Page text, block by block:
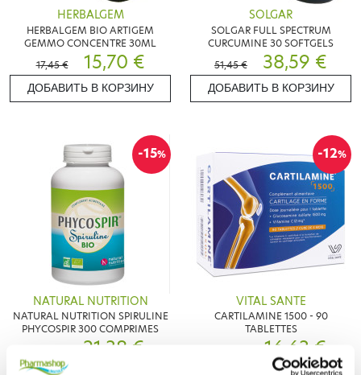
HERBALGEM
HERBALGEM BIO ARTIGEM
GEMMO CONCENTRE 30ML
17,45 €
15,70 €
ДОБАВИТЬ В КОРЗИНУ
SOLGAR
SOLGAR FULL SPECTRUM
CURCUMINE 30 SOFTGELS
51,45 €
38,59 €
ДОБАВИТЬ В КОРЗИНУ
-15%
NATURAL NUTRITION
NATURAL NUTRITION SPIRULINE
PHYCOSPIR 300 COMPRIMES
21,38 €
-12%
VITAL SANTE
CARTILAMINE 1500 - 90
TABLETTES
16,63 €